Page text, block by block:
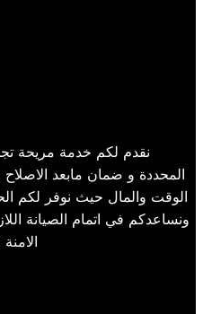
نقدم لكم خدمة مريحة
المحددة و ضمان مابعد الاصلاح
الوقت والمال حيث نوفر لكم
ونساعدكم في اتمام الصيانة